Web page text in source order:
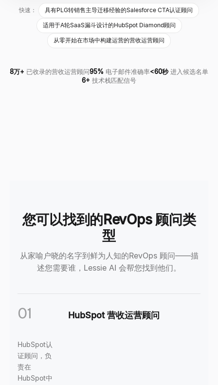
快速： 具有PLG转销售主导迁移经验的Salesforce CTA认证顾问
适用于A轮SaaS漏斗设计的HubSpot Diamond顾问
从零开始在市场中构建运营的营收运营顾问
8万+ 已收录的营收运营顾问95% 电子邮件准确率<60秒 进入候选名单
6+ 技术栈匹配信号
您可以找到的RevOps 顾问类
型
从家喻户晓的名字到鲜为人知的RevOps 顾问——描
述您需要谁，Lessie AI 会帮您找到他们。
01 HubSpot 营收运营顾问
HubSpot认
证顾问，负
责在
HubSpot中